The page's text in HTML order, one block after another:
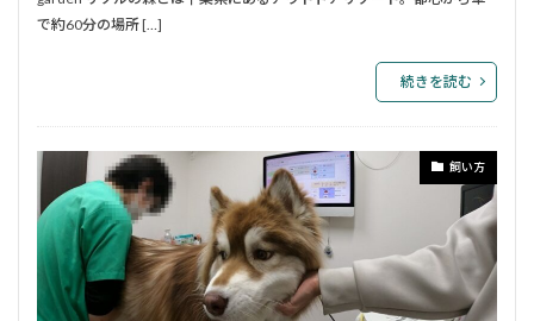
で約60分の場所 […]
続きを読む
飼い方